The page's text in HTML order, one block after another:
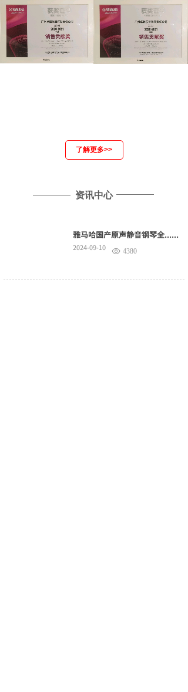
了解更多>>
资讯中心
雅马哈国产原声静音钢琴全......
2024-09-10 4380